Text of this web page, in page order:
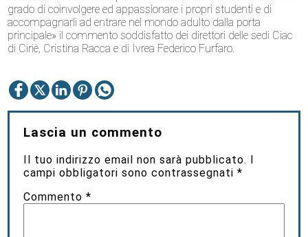
grado di coinvolgere ed appassionare i propri studenti e di
accompagnarli ad entrare nel mondo adulto dalla porta
principale» il commento soddisfatto dei direttori delle sedi Ciac
di Ciriè, Cristina Racca e di Ivrea Federico Furfaro.
Lascia un commento
Il tuo indirizzo email non sarà pubblicato.
campi obbligatori sono contrassegnati*
Commento*